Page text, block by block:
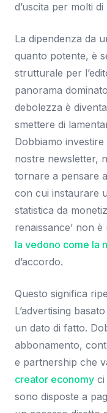
d’uscita per molti di
La dipendenza da
quanto potente, è
strutturale per
panorama
debolezza è
smettere di
Dobbiamo
nostre newsletter,
tornare a pensare
con cui instaurare
statistica da
renaissance’ non
la vedono come la
d’accordo.
Questo significa
L’advertising
un dato di fatto.
abbonamento,
e partnership che
creator economy ci
sono disposte a